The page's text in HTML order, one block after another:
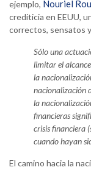
ejemplo, Nouriel
crediticia en EEUU,
correctos, sensatos
Sólo una
limitar el
la
nacionalización
la
financieras
crisis financiera
cuando hayan
El camino hacia la